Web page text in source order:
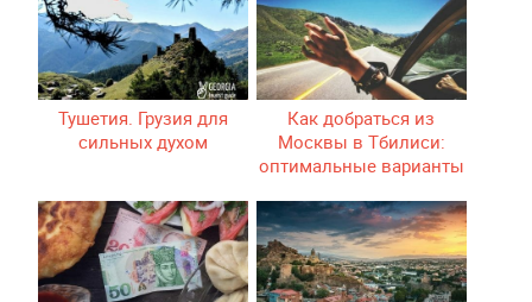
Тушетия. Грузия для
сильных духом
Как добраться из
Москвы в Тбилиси:
оптимальные варианты